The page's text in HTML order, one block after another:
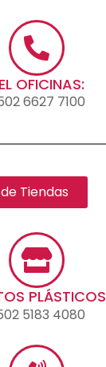
OFICINAS:
6627 7100
Tiendas
PLÁSTICOS
5183 4080